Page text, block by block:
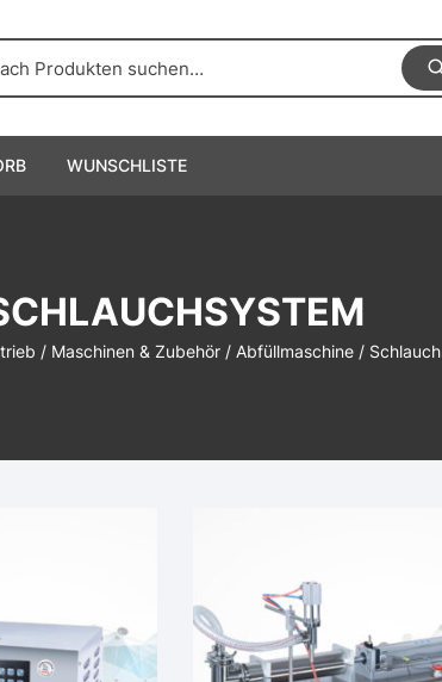
WUNSCHLISTE
/ Maschinen & Zubehör / Abfüllmaschine /